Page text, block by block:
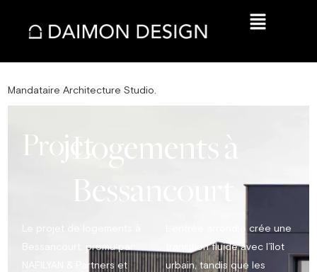
Mandataire Architecture Studio.
ProjetLogements
Bessancourt
Bessancourt, promu par
NAFILYAN & Partners et
L’entrée arrondie crée une
transition fluide avec l’îlot
urbain, tandis que les